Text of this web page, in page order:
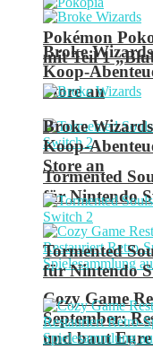
Broke
Koop-
Store an
Tormented
für Nintendo
Cozy Game
September:
und baut
Pokémon
mit Teil 1
Broke
Koop-
Store an
Tormented
für Nintendo